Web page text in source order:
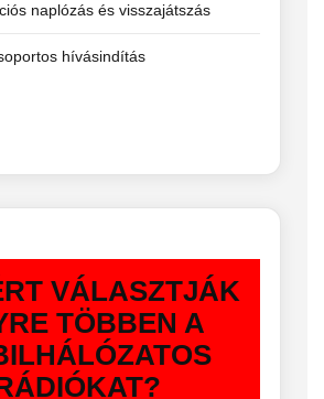
naplózás és visszajátszás
hívásindítás
VÁLASZTJÁK
TÖBBEN A